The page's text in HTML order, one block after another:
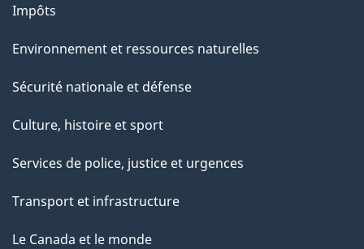
Impôts
Environnement et ressources naturelles
Sécurité nationale et défense
Culture, histoire et sport
Services de police, justice et urgences
Transport et infrastructure
Le Canada et le monde